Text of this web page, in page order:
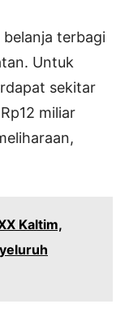
terbagi
Untuk
sekitar
miliar
Kaltim,